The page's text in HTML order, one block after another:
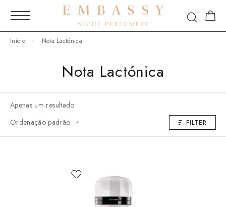
Início Nota Lactónica
Nota Lactónica
Apenas um resultado
Ordenação padrão
FILTER